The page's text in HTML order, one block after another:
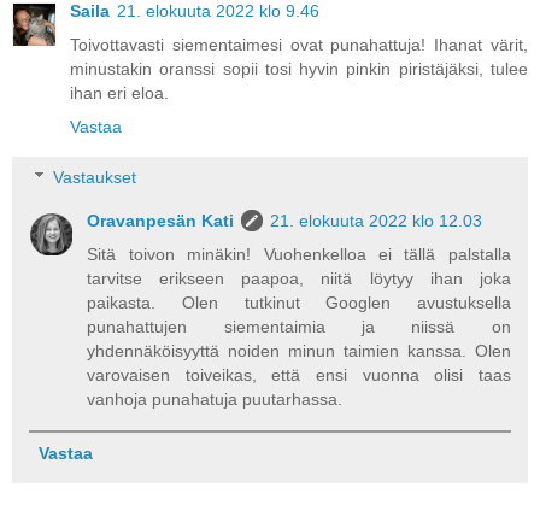
Saila 21. elokuuta 2022 klo 9.46
Toivottavasti siementaimesi ovat punahattuja! Ihanat värit,
minustakin oranssi sopii tosi hyvin pinkin piristäjäksi, tulee
ihan eri eloa.
Vastaa
Vastaukset
Oravanpesän Kati
21. elokuuta 2022 klo 12.03
Sitä toivon minäkin! Vuohenkelloa ei tällä palstalla
tarvitse erikseen paapoa, niitä löytyy ihan joka
paikasta. Olen tutkinut Googlen avustuksella
punahattujen siementaimia ja niissä on
yhdennäköisyyttä noiden minun taimien kanssa. Olen
varovaisen toiveikas, että ensi vuonna olisi taas
vanhoja punahatuja puutarhassa.
Vastaa